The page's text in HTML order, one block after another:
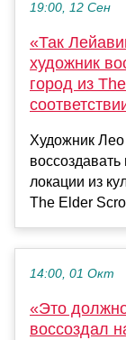
19:00, 12 Сен
«Так
художник
город из
Художник
локации из
The Elder
14:00, 01 Окт
«Это
воссоздал